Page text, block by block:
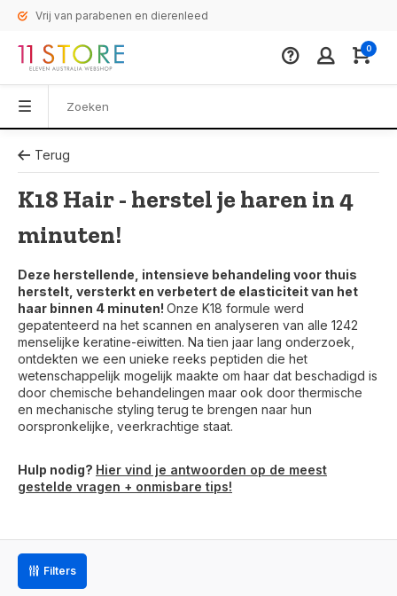
Vrij van parabenen en dierenleed
0
Terug
K18 Hair - herstel je haren in 4
minuten!
Deze herstellende, intensieve behandeling voor thuis
herstelt, versterkt en verbetert de elasticiteit van het
haar binnen 4 minuten! Onze K18 formule werd
gepatenteerd na het scannen en analyseren van alle 1242
menselijke keratine-eiwitten. Na tien jaar lang onderzoek,
ontdekten we een unieke reeks peptiden die het
wetenschappelijk mogelijk maakte om haar dat beschadigd is
door chemische behandelingen maar ook door thermische
en mechanische styling terug te brengen naar hun
oorspronkelijke, veerkrachtige staat.
Hulp nodig? Hier vind je antwoorden op de meest
gestelde vragen + onmisbare tips!
Filters